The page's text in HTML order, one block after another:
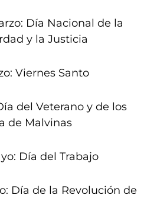
Día Nacional de la
y la Justicia
Viernes Santo
del Veterano y de los
de Malvinas
Día del Trabajo
Día de la Revolución de